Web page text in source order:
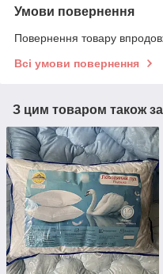
Умови повернення
Повернення товару
Всі умови повернення
З цим товаром також